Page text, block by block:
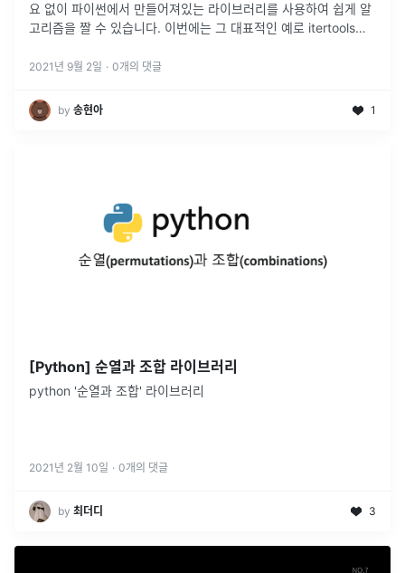
요 없이 파이썬에서 만들어져있는 라이브러리를 사용하여 쉽게 알
고리즘을 짤 수 있습니다. 이번에는 그 대표적인 예로 itertools를
2021년 9월 2일 · 0개의 댓글
by 송현아 1
[Python] 순열과 조합 라이브러리
python '순열과 조합' 라이브러리
2021년 2월 10일 · 0개의 댓글
by 최더디 3